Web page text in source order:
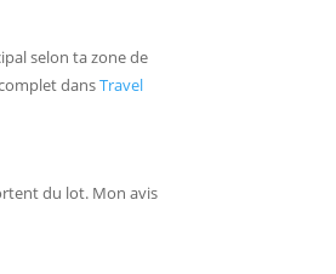
selon ta zone de
dansTravel
du lot. Mon avis